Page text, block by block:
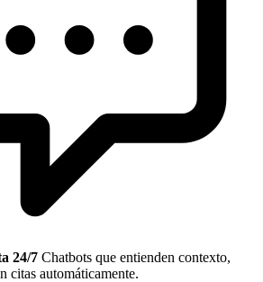
24/7 Chatbots que entienden contexto,
citas automáticamente.